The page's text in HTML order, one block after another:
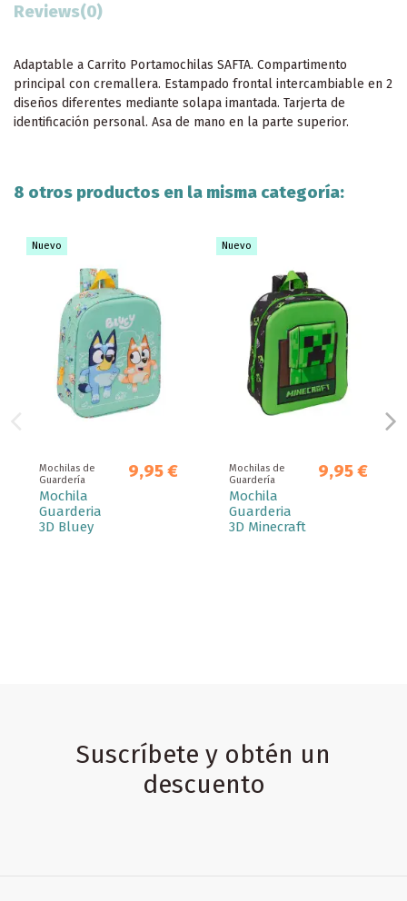
Reviews(0)
Adaptable a Carrito Portamochilas SAFTA. Compartimento
principal con cremallera. Estampado frontal intercambiable en 2
diseños diferentes mediante solapa imantada. Tarjerta de
identificación personal. Asa de mano en la parte superior.
8 otros productos en la misma categoría:
Nuevo
Mochilas de
Guardería
Mochila
Guarderia
3D Bluey
9,95 €
Nuevo
Mochilas de
Guardería
Mochila
Guarderia
3D Minecraft
9,95 €
Suscríbete y obtén un
descuento